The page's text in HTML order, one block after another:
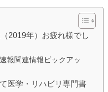
2019年）お疲れ様でし
報関連情報ピックアッ
医学・リハビリ専門書